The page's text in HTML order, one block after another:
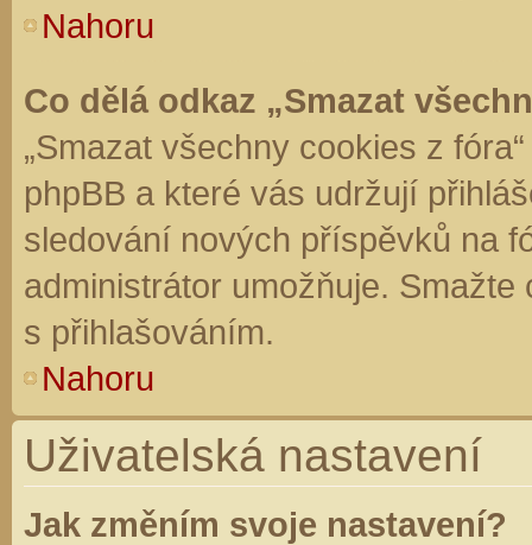
Nahoru
Co dělá odkaz „Smazat
„Smazat všechny cookies z
phpBB a které vás udržují
sledování nových příspěvků na
administrátor umožňuje.
s přihlašováním.
Nahoru
Uživatelská nastavení
Jak změním svoje nastavení?